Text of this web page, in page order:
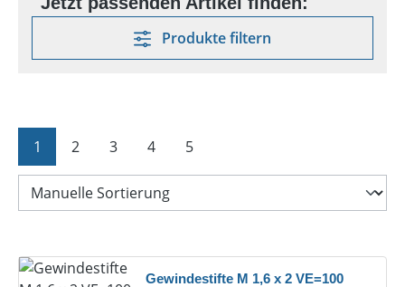
Produkte filtern
Seite
1 Seite
2 Seite
3 Seite
4 Seite
5
Gewindestifte M 1,6 x 2 VE=100